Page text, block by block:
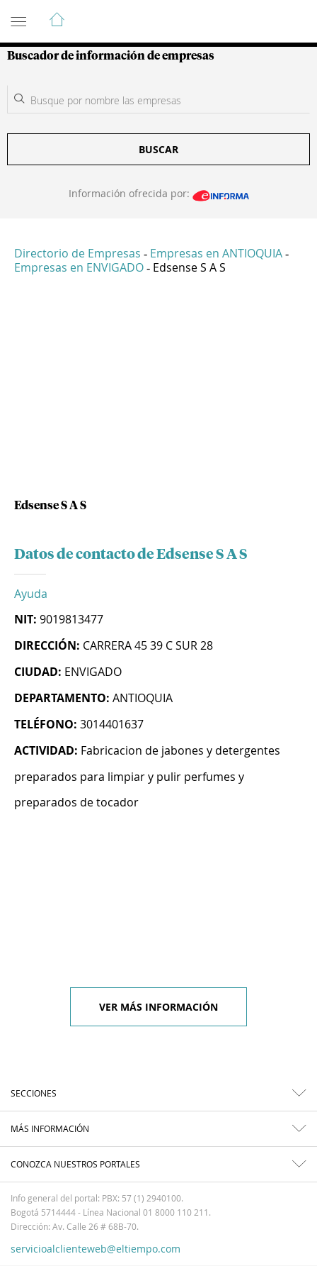
Guía de Empresas Colombianas
Buscador de información de empresas
BUSCAR
Información ofrecida por:
Directorio de Empresas - Empresas en ANTIOQUIA -
Empresas en ENVIGADO - Edsense S A S
Edsense S A S
Datos de contacto de Edsense S A S
Ayuda
NIT: 9019813477
DIRECCIÓN: CARRERA 45 39 C SUR 28
CIUDAD: ENVIGADO
DEPARTAMENTO: ANTIOQUIA
TELÉFONO: 3014401637
ACTIVIDAD: Fabricacion de jabones y detergentes
preparados para limpiar y pulir perfumes y
preparados de tocador
VER MÁS INFORMACIÓN
SECCIONES
MÁS INFORMACIÓN
CONOZCA NUESTROS PORTALES
Info general del portal: PBX: 57 (1) 2940100.
Bogotá 5714444 - Línea Nacional 01 8000 110 211.
Dirección: Av. Calle 26 # 68B-70.
servicioalclienteweb@eltiempo.com